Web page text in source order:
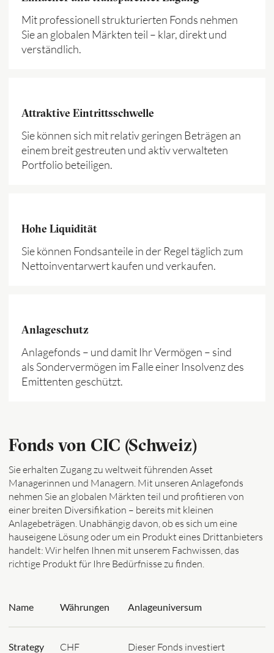
Mit professionell strukturierten Fonds nehmen
Sie an globalen Märkten teil – klar, direkt und
verständlich.
Attraktive Eintrittsschwelle
Sie können sich mit relativ geringen Beträgen an
einem breit gestreuten und aktiv verwalteten
Portfolio beteiligen.
Hohe Liquidität
Sie können Fondsanteile in der Regel täglich zum
Nettoinventarwert kaufen und verkaufen.
Anlageschutz
Anlagefonds – und damit Ihr Vermögen – sind
als Sondervermögen im Falle einer Insolvenz des
Emittenten geschützt.
Fonds von CIC (Schweiz)
Sie erhalten Zugang zu weltweit führenden Asset
Managerinnen und Managern. Mit unseren Anlagefonds
nehmen Sie an globalen Märkten teil und profitieren von
einer breiten Diversifikation – bereits mit kleinen
Anlagebeträgen. Unabhängig davon, ob es sich um eine
hauseigene Lösung oder um ein Produkt eines Drittanbieters
handelt: Wir helfen Ihnen mit unserem Fachwissen, das
richtige Produkt für Ihre Bedürfnisse zu finden.
Name Währungen Anlageuniversum
Strategy CHF Dieser Fonds investiert